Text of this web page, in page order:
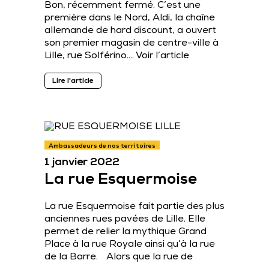
Bon, récemment fermé. C’est une
première dans le Nord, Aldi, la chaîne
allemande de hard discount, a ouvert
son premier magasin de centre-ville à
Lille, rue Solférino…. Voir l’article
Lire l'article
Ambassadeurs de nos territoires
1 janvier 2022
La rue Esquermoise
La rue Esquermoise fait partie des plus
anciennes rues pavées de Lille. Elle
permet de relier la mythique Grand
Place à la rue Royale ainsi qu’à la rue
de la Barre. Alors que la rue de